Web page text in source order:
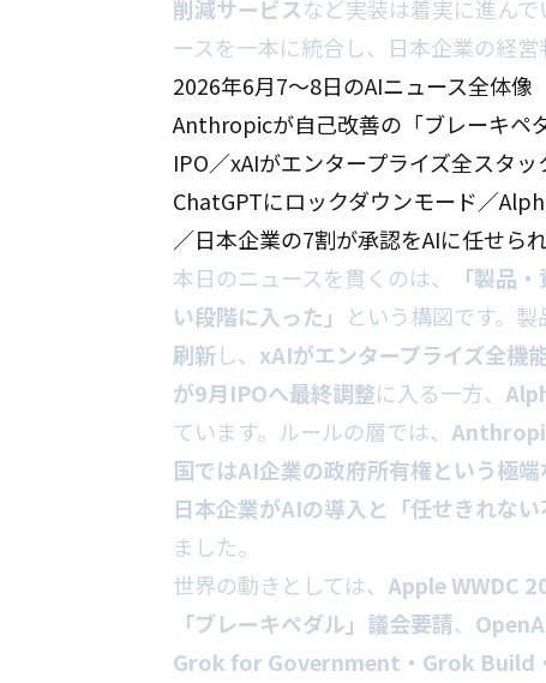
削減サービスなど実装は着実に進ん
ースを一本に統合し、日本企業の経
2026年6月7〜8日のAIニュース全体
Anthropicが自己改善の「ブレーキペ
IPO／xAIがエンタープライズ全スタ
ChatGPTにロックダウンモード／
／日本企業の7割が承認をAIに任せら
本日のニュースを貫くのは、
「製品
い段階に入った」
という構図です。製
刷新し、 xAIがエンタープライズ全機
が9月IPOへ最終調整に入る一方、
ています。ルールの層では、
国ではAI企業の政府所有権という極端
日本企業がAIの導入と「任せきれな
ました。
世界の動きとしては、 Apple WWDC
「ブレーキペダル」議会要請、
Grok for Government・Grok Build